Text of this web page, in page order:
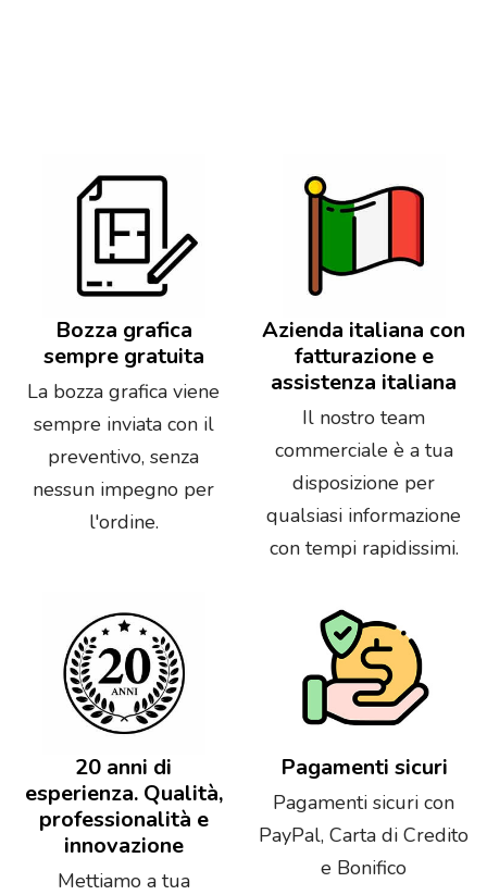
Bozza grafica
sempre gratuita
La bozza grafica viene
sempre inviata con il
preventivo, senza
nessun impegno per
l'ordine.
Azienda italiana con
fatturazione e
assistenza italiana
Il nostro team
commerciale è a tua
disposizione per
qualsiasi informazione
con tempi rapidissimi.
20 anni di
esperienza. Qualità,
professionalità e
innovazione
Mettiamo a tua
Pagamenti sicuri
Pagamenti sicuri con
PayPal, Carta di Credito
e Bonifico